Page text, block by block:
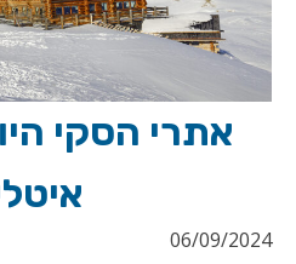
אתרי הסקי
06/09/2024